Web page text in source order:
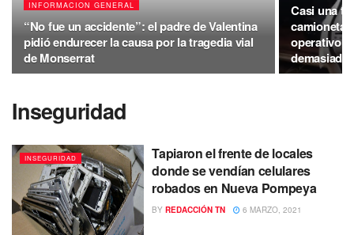
INFORMACION GENERAL
“No fue un accidente”: el padre de Valentina
pidió endurecer la causa por la tragedia vial
de Monserrat
Casi una
camioneta
operativo
Inseguridad
INSEGURIDAD
Tapiaron el frente de locales
donde se vendían celulares
robados en Nueva Pompeya
BY REDACCIÓN TN 6 MARZO, 2021